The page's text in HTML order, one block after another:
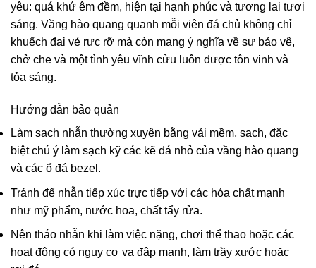
yêu: quá khứ êm đềm, hiện tại hạnh phúc và tương lai tươi
sáng. Vầng hào quang quanh mỗi viên đá chủ không chỉ
khuếch đại vẻ rực rỡ mà còn mang ý nghĩa về sự bảo vệ,
chở che và một tình yêu vĩnh cửu luôn được tôn vinh và
tỏa sáng.
Hướng dẫn bảo quản
Làm sạch nhẫn thường xuyên bằng vải mềm, sạch, đặc
biệt chú ý làm sạch kỹ các kẽ đá nhỏ của vầng hào quang
và các ổ đá bezel.
Tránh để nhẫn tiếp xúc trực tiếp với các hóa chất mạnh
như mỹ phẩm, nước hoa, chất tẩy rửa.
Nên tháo nhẫn khi làm việc nặng, chơi thể thao hoặc các
hoạt động có nguy cơ va đập mạnh, làm trầy xước hoặc